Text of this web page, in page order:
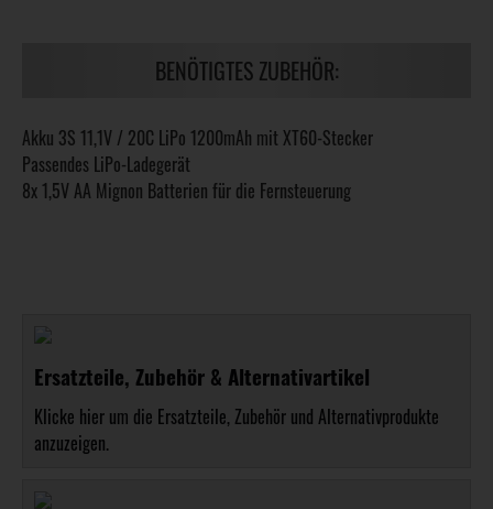
BENÖTIGTES ZUBEHÖR:
Akku 3S 11,1V / 20C LiPo 1200mAh mit XT60-Stecker
Passendes LiPo-Ladegerät
8x 1,5V AA Mignon Batterien für die Fernsteuerung
Ersatzteile, Zubehör & Alternativartikel
Klicke hier um die Ersatzteile, Zubehör und Alternativprodukte
anzuzeigen.